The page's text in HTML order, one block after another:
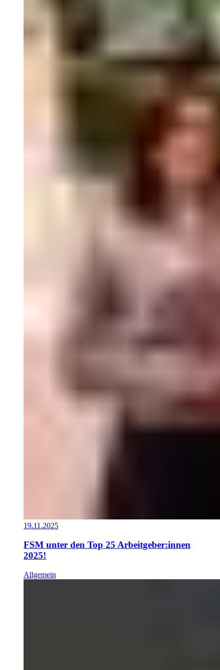
19.11.2025
FSM unter den Top 25 Arbeitgeber:innen
2025!
Allgemein